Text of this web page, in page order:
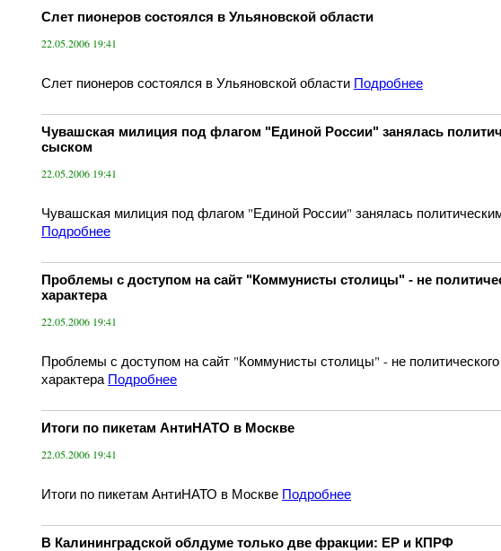
Слет пионеров состоялся в Ульяновской области
22.05.2006 19:41
Слет пионеров состоялся в Ульяновской области Подробнее
Чувашская милиция под флагом "Единой России" занялась
сыском
22.05.2006 19:41
Чувашская милиция под флагом "Единой России" занялась
Подробнее
Проблемы с доступом на сайт "Коммунисты столицы" - не
характера
22.05.2006 19:41
Проблемы с доступом на сайт "Коммунисты столицы" - не политического
характера Подробнее
Итоги по пикетам АнтиНАТО в Москве
22.05.2006 19:41
Итоги по пикетам АнтиНАТО в Москве Подробнее
В Калининградской облдуме только две фракции: ЕР и КПРФ